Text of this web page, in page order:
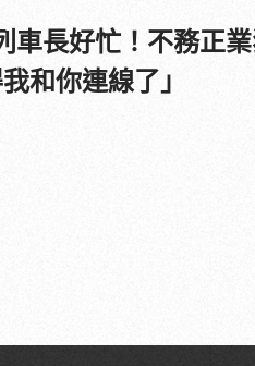
車長好忙！不務正
和你連線了」